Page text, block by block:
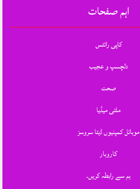
اہم صفحات
کاپی رائٹس
دلچسپ و عجیب
صحت
ملٹی میڈیا
موبائل کمپنیوں ڈیٹا سروسز
کاروبار
ہم سے رابطہ کریں.